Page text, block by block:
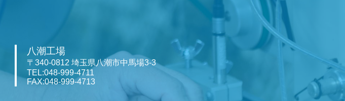
八潮工場
〒340-0812 埼玉県八潮市中馬場3-3
TEL:048-999-4711
FAX:048-999-4713